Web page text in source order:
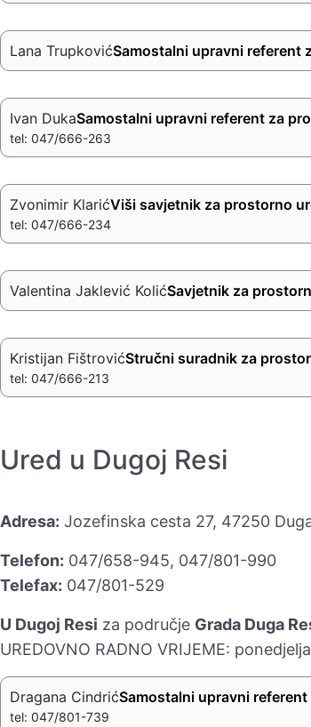
Lana TrupkovićSamostalni upravni referent
Ivan DukaSamostalni upravni referent za
tel: 047/666-263
Zvonimir KlarićViši savjetnik za prostorno
tel: 047/666-234
Valentina Jaklević KolićSavjetnik za
Kristijan FištrovićStručni suradnik za
tel: 047/666-213
Ured u Dugoj Resi
Adresa: Jozefinska cesta 27, 47250
Telefon: 047/658-945, 047/801-990
Telefax: 047/801-529
U Dugoj Resi za područje Grada Duga
UREDOVNO RADNO VRIJEME:
Dragana CindrićSamostalni upravni
tel: 047/801-739